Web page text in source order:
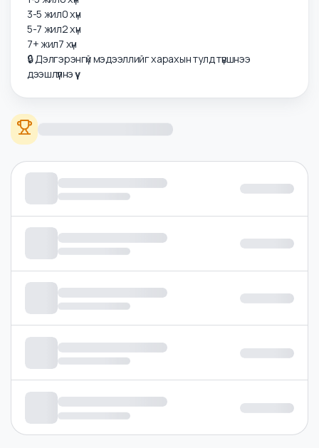
0-1 жил0хүн
1-3 жил0хүн
3-5 жил0хүн
5-7 жил2хүн
дээшлүүлнэ үү